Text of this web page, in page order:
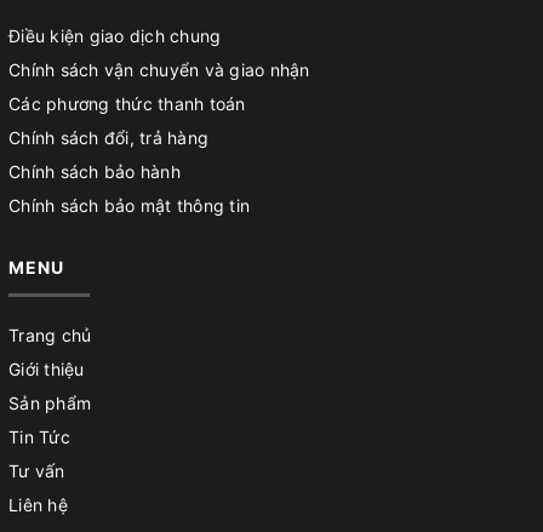
Điều kiện giao dịch chung
Chính sách vận chuyển và giao nhận
Các phương thức thanh toán
Chính sách đổi, trả hàng
Chính sách bảo hành
Chính sách bảo mật thông tin
MENU
Trang chủ
Giới thiệu
Sản phẩm
Tin Tức
Tư vấn
Liên hệ